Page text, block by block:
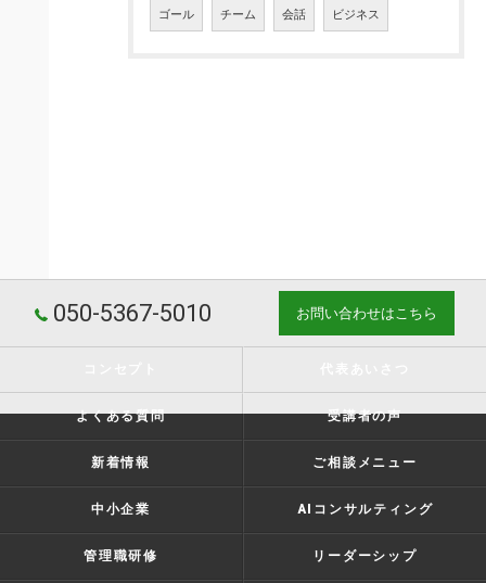
ゴール チーム 会話 ビジネス
050-5367-5010 お問い合わせはこちら
よくある質問 受講者の声
新着情報 ご相談メニュー
中小企業 AIコンサルティング
管理職研修 リーダーシップ